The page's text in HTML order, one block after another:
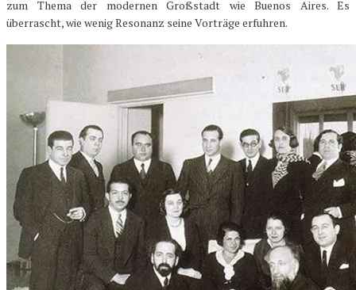
zum Thema der modernen Großstadt wie Buenos Aires. Es
überrascht, wie wenig Resonanz seine Vorträge erfuhren.